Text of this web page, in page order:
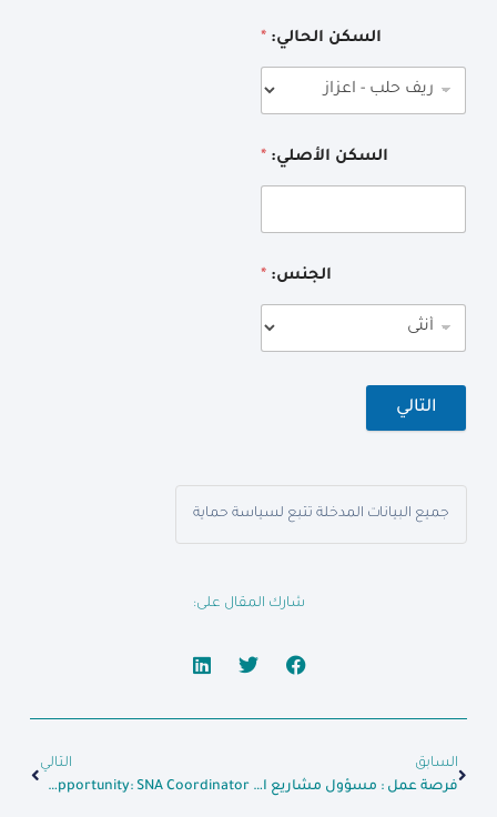
السكن الحالي: *
السكن الأصلي: *
الجنس: *
التالي
جميع البيانات المدخلة تتبع لسياسة حماية
شارك المقال على:
السابق
فرصة عمل : مسؤول مشاريع المياه والإصحاح
التالي
Job Opportunity: SNA Coordinator